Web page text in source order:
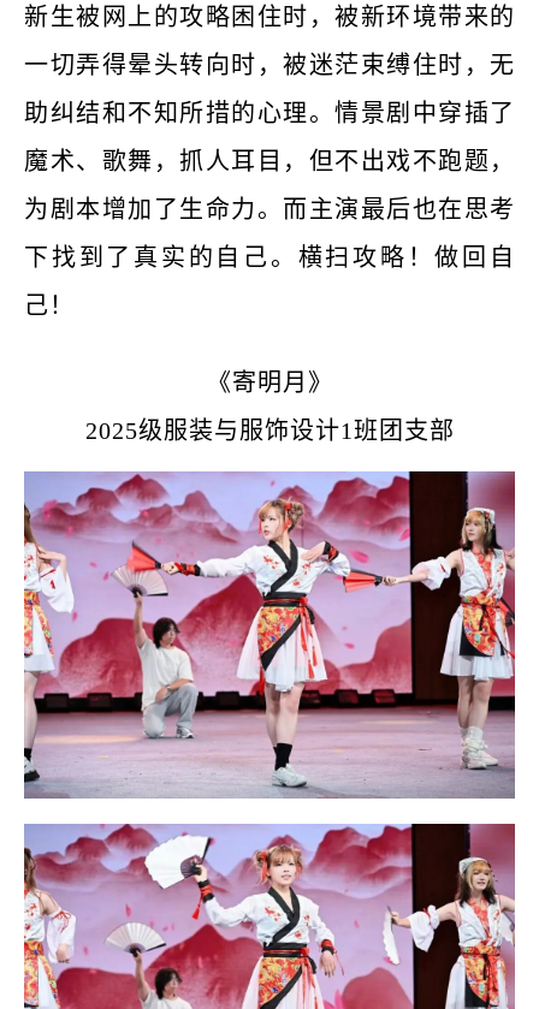
新生被网上的攻略困住时，被新环境带来的
一切弄得晕头转向时，被迷茫束缚住时，无
助纠结和不知所措的心理。情景剧中穿插了
魔术、歌舞，抓人耳目，但不出戏不跑题，
为剧本增加了生命力。而主演最后也在思考
下找到了真实的自己。横扫攻略！做回自
己！
《寄明月 》
2025级服装与服饰设计1班团支部